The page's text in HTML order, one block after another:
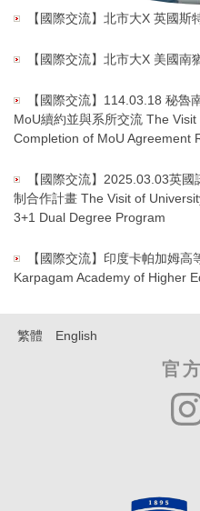
【國際交流】北市大X 英國斯
【國際交流】北市大X 美國南
【國際交流】114.03.18 秘魯
MoU續約並與系所交流 The
Completion of MoU Agreement
【國際交流】2025.03.03英
制合作計畫 The Visit of
3+1 Dual Degree Program
【國際交流】印度卡帕加姆
Karpagam Academy of Higher
繁體 English
官